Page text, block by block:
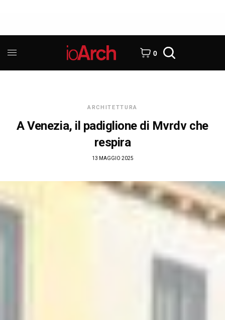
0
ARCHITETTURA
A Venezia, il padiglione di Mvrdv che
respira
13 MAGGIO 2025